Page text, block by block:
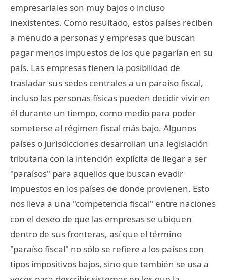
empresariales son muy bajos o incluso
inexistentes. Como resultado, estos países reciben
a menudo a personas y empresas que buscan
pagar menos impuestos de los que pagarían en su
país. Las empresas tienen la posibilidad de
trasladar sus sedes centrales a un paraíso fiscal,
incluso las personas físicas pueden decidir vivir en
él durante un tiempo, como medio para poder
someterse al régimen fiscal más bajo. Algunos
países o jurisdicciones desarrollan una legislación
tributaria con la intención explícita de llegar a ser
"paraísos" para aquellos que buscan evadir
impuestos en los países de donde provienen. Esto
nos lleva a una "competencia fiscal" entre naciones
con el deseo de que las empresas se ubiquen
dentro de sus fronteras, así que el término
"paraíso fiscal" no sólo se refiere a los países con
tipos impositivos bajos, sino que también se usa a